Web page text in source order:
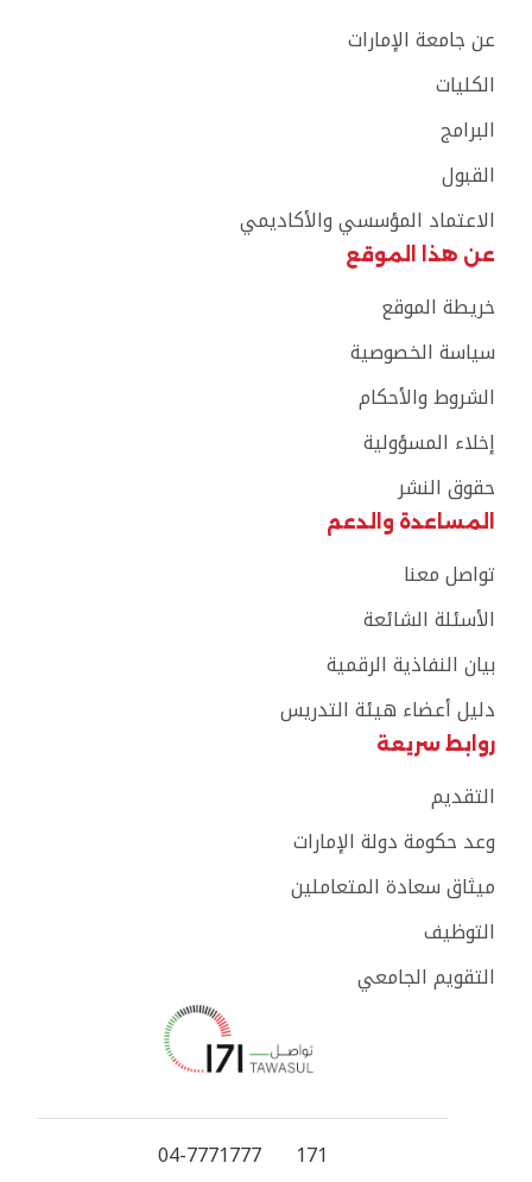
عن جامعة الإمارات
الكليات
البرامج
القبول
الاعتماد المؤسسي والأكاديمي
عن هذا الموقع
خريطة الموقع
سياسة الخصوصية
الشروط والأحكام
إخلاء المسؤولية
حقوق النشر
المساعدة والدعم
تواصل معنا
الأسئلة الشائعة
بيان النفاذية الرقمية
دليل أعضاء هيئة التدريس
روابط سريعة
التقديم
وعد حكومة دولة الإمارات
ميثاق سعادة المتعاملين
التوظيف
التقويم الجامعي
171
04-7771777